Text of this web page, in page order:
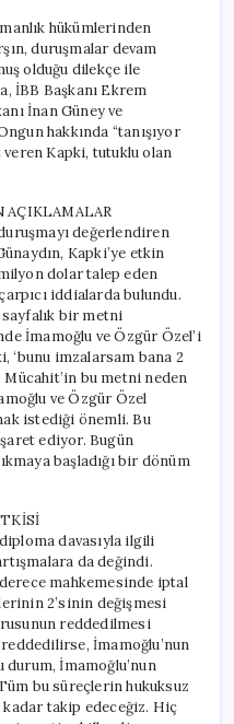
hükümlerinden
duruşmalar devam
olduğu dilekçe ile
İBB Başkanı Ekrem
İnan Güney ve
hakkında “tanışıyor
veren Kapki, tutuklu olan
AÇIKLAMALAR
değerlendiren
Kapki’ye etkin
dolar talep eden
iddialarda bulundu.
bir metni
İmamoğlu ve Özgür Özel’i
‘bunu imzalarsam bana 2
bu metni neden
ve Özgür Özel
istediği önemli. Bu
ediyor. Bugün
başladığı bir dönüm
davasıyla ilgili
da değindi.
mahkemesinde iptal
2’sinin değişmesi
reddedilmesi
İmamoğlu’nun
İmamoğlu’nun
bu süreçlerin hukuksuz
kadar takip edeceğiz. Hiç